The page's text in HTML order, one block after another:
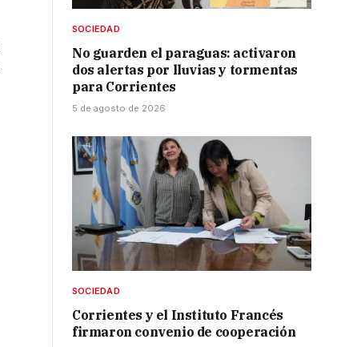
SOCIEDAD
No guarden el paraguas: activaron
dos alertas por lluvias y tormentas
para Corrientes
5 de agosto de 2026
SOCIEDAD
Corrientes y el Instituto Francés
firmaron convenio de cooperación